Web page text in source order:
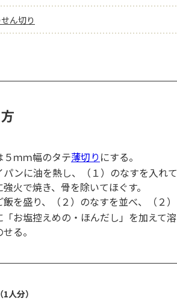
ん切り
５ｍｍ幅のタテ薄切り にする。
パンに油を熱し、（１）のなすを入れ
強火で焼き、骨を除いてほぐす。
を盛り、（２）のなすを並べ、（２）
「お塩控えめの・ほんだし」を加えて
る。
人分）